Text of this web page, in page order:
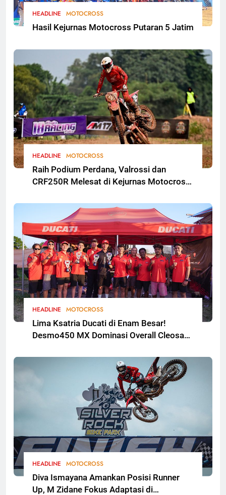
HEADLINE MOTOCROSS
Hasil Kejurnas Motocross Putaran 5 Jatim
HEADLINE MOTOCROSS
Raih Podium Perdana, Valrossi dan
CRF250R Melesat di Kejurnas Motocross
HEADLINE MOTOCROSS
Lima Ksatria Ducati di Enam Besar!
Desmo450 MX Dominasi Overall Cleosa
HEADLINE MOTOCROSS
Diva Ismayana Amankan Posisi Runner
Up, M Zidane Fokus Adaptasi di